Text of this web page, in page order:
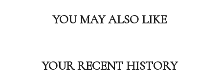
YOU MAY ALSO LIKE
YOUR RECENT HISTORY